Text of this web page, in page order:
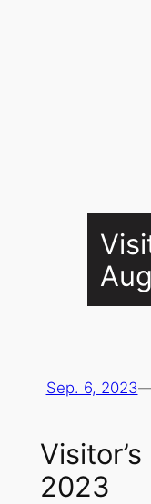
Sep. 6, 2023
2023